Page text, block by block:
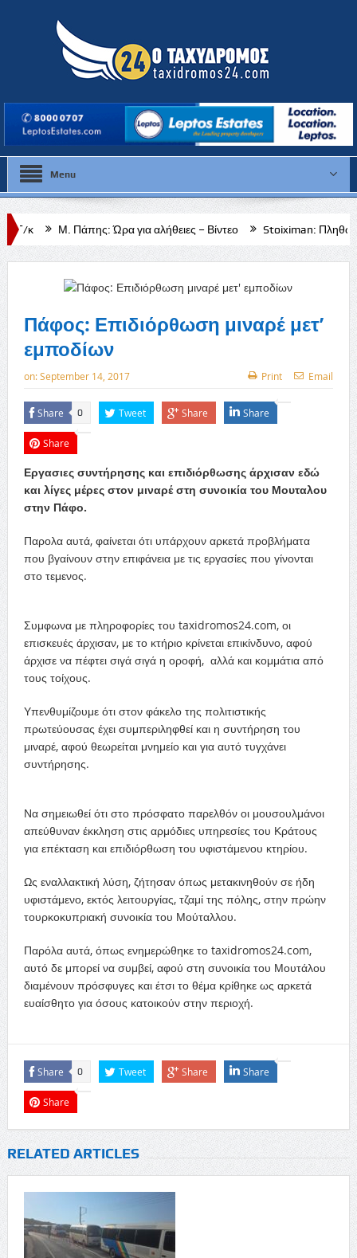
Menu
Ώρα για αλήθειες – Βίντεο Stoiximan: Πληθώρα επιλογών για
Πάφος: Επιδιόρθωση μιναρέ μετ’
εμποδίων
on:September 14, 2017 Print Email
Share 0 Tweet Share Share
Share
Εργασιες συντήρησης και επιδιόρθωσης άρχισαν εδώ
και λίγες μέρες στον μιναρέ στη συνοικία του Μουταλου
στην Πάφο.
Παρολα αυτά, φαίνεται ότι υπάρχουν αρκετά προβλήματα
που βγαίνουν στην επιφάνεια με τις εργασίες που γίνονται
στο τεμενος.
Συμφωνα με πληροφορίες του taxidromos24.com, οι
επισκευές άρχισαν, με το κτήριο κρίνεται επικίνδυνο, αφού
άρχισε να πέφτει σιγά σιγά η οροφή, αλλά και κομμάτια από
τους τοίχους.
Υπενθυμίζουμε ότι στον φάκελο της πολιτιστικής
πρωτεύουσας έχει συμπεριληφθεί και η συντήρηση του
μιναρέ, αφού θεωρείται μνημείο και για αυτό τυγχάνει
συντήρησης.
Να σημειωθεί ότι στο πρόσφατο παρελθόν οι μουσουλμάνοι
απεύθυναν έκκληση στις αρμόδιες υπηρεσίες του Κράτους
για επέκταση και επιδιόρθωση του υφιστάμενου κτηρίου.
Ως εναλλακτική λύση, ζήτησαν όπως μετακινηθούν σε ήδη
υφιστάμενο, εκτός λειτουργίας, τζαμί της πόλης, στην πρώην
τουρκοκυπριακή συνοικία του Μούταλλου.
Παρόλα αυτά, όπως ενημερώθηκε το taxidromos24.com,
αυτό δε μπορεί να συμβεί, αφού στη συνοικία του Μουτάλου
διαμένουν πρόσφυγες και έτσι το θέμα κρίθηκε ως αρκετά
ευαίσθητο για όσους κατοικούν στην περιοχή.
Share 0 Tweet Share Share
Share
RELATED ARTICLES